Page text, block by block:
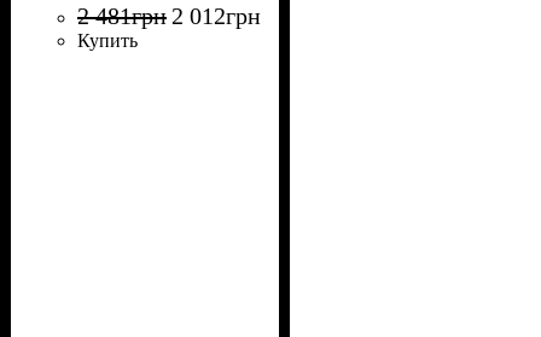
2 481грн 2 012грн
Купить